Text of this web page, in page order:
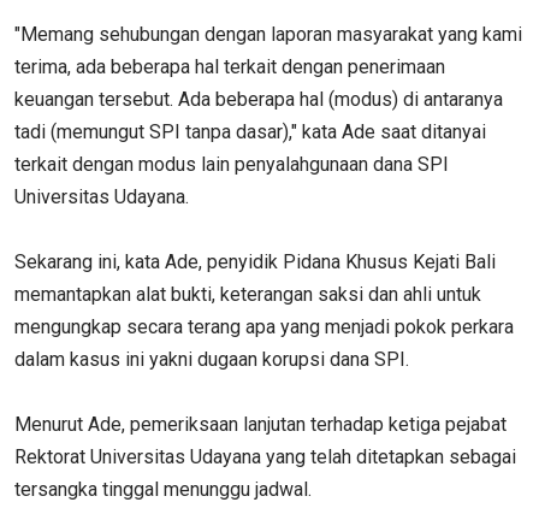
"Memang sehubungan dengan laporan masyarakat yang kami
terima, ada beberapa hal terkait dengan penerimaan
keuangan tersebut. Ada beberapa hal (modus) di antaranya
tadi (memungut SPI tanpa dasar)," kata Ade saat ditanyai
terkait dengan modus lain penyalahgunaan dana SPI
Universitas Udayana.
Sekarang ini, kata Ade, penyidik Pidana Khusus Kejati Bali
memantapkan alat bukti, keterangan saksi dan ahli untuk
mengungkap secara terang apa yang menjadi pokok perkara
dalam kasus ini yakni dugaan korupsi dana SPI.
Menurut Ade, pemeriksaan lanjutan terhadap ketiga pejabat
Rektorat Universitas Udayana yang telah ditetapkan sebagai
tersangka tinggal menunggu jadwal.